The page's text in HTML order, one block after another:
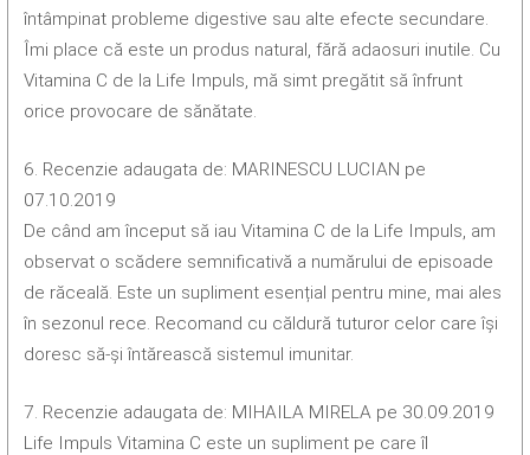
întâmpinat probleme digestive sau alte efecte secundare.
Îmi place că este un produs natural, fără adaosuri inutile. Cu
Vitamina C de la Life Impuls, mă simt pregătit să înfrunt
orice provocare de sănătate.
6. Recenzie adaugata de: MARINESCU LUCIAN pe
07.10.2019
De când am început să iau Vitamina C de la Life Impuls, am
observat o scădere semnificativă a numărului de episoade
de răceală. Este un supliment esențial pentru mine, mai ales
în sezonul rece. Recomand cu căldură tuturor celor care își
doresc să-și întărească sistemul imunitar.
7. Recenzie adaugata de: MIHAILA MIRELA pe 30.09.2019
Life Impuls Vitamina C este un supliment pe care îl